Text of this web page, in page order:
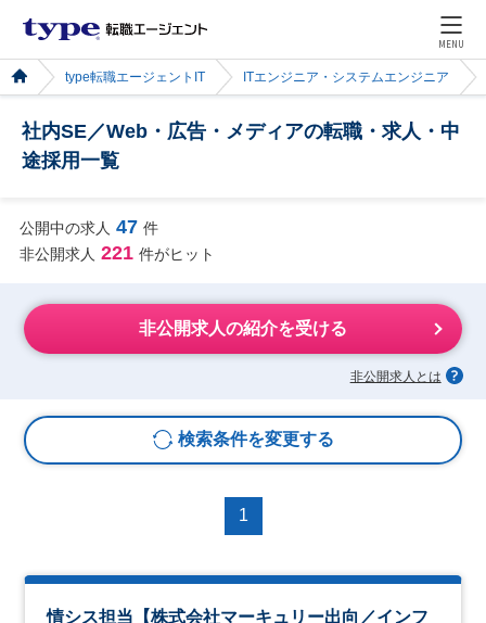
MENU
type転職エージェントIT ITエンジニア・システムエンジニア
社内SE／Web・広告・メディアの転職・求人・中
途採用一覧
公開中の求人 47 件
非公開求人 221 件がヒット
非公開求人の紹介を受ける
非公開求人とは
検索条件を変更する
1
情シス担当【株式会社マーキュリー出向／インフ